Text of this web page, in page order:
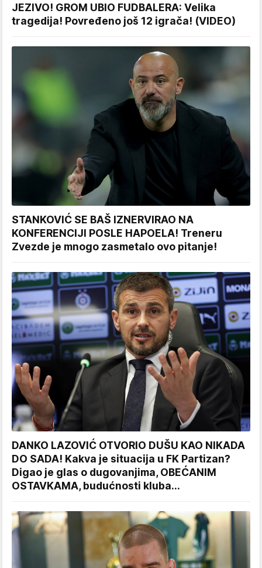
JEZIVO! GROM UBIO FUDBALERA: Velika
tragedija! Povređeno još 12 igrača! (VIDEO)
STANKOVIĆ SE BAŠ IZNERVIRAO NA
KONFERENCIJI POSLE HAPOELA! Treneru
Zvezde je mnogo zasmetalo ovo pitanje!
DANKO LAZOVIĆ OTVORIO DUŠU KAO NIKADA
DO SADA! Kakva je situacija u FK Partizan?
Digao je glas o dugovanjima, OBEĆANIM
OSTAVKAMA, budućnosti kluba...